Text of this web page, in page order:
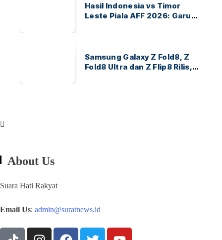
Hasil Indonesia vs Timor
Leste Piala AFF 2026: Garuda
Samsung Galaxy Z Fold8, Z
Fold8 Ultra dan Z Flip8 Rilis,
About Us
Suara Hati Rakyat
Email Us: admin@suratnews.id